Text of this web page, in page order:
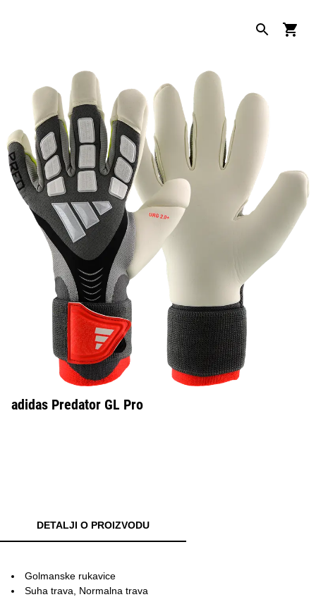
adidas Predator GL Pro
DETALJI O PROIZVODU
Golmanske rukavice
Suha trava, Normalna trava